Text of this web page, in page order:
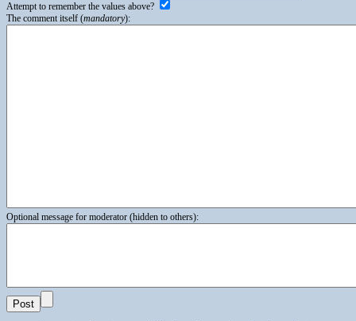
Attempt to remember the values above?
The comment itself (mandatory):
Optional message for moderator (hidden to others):